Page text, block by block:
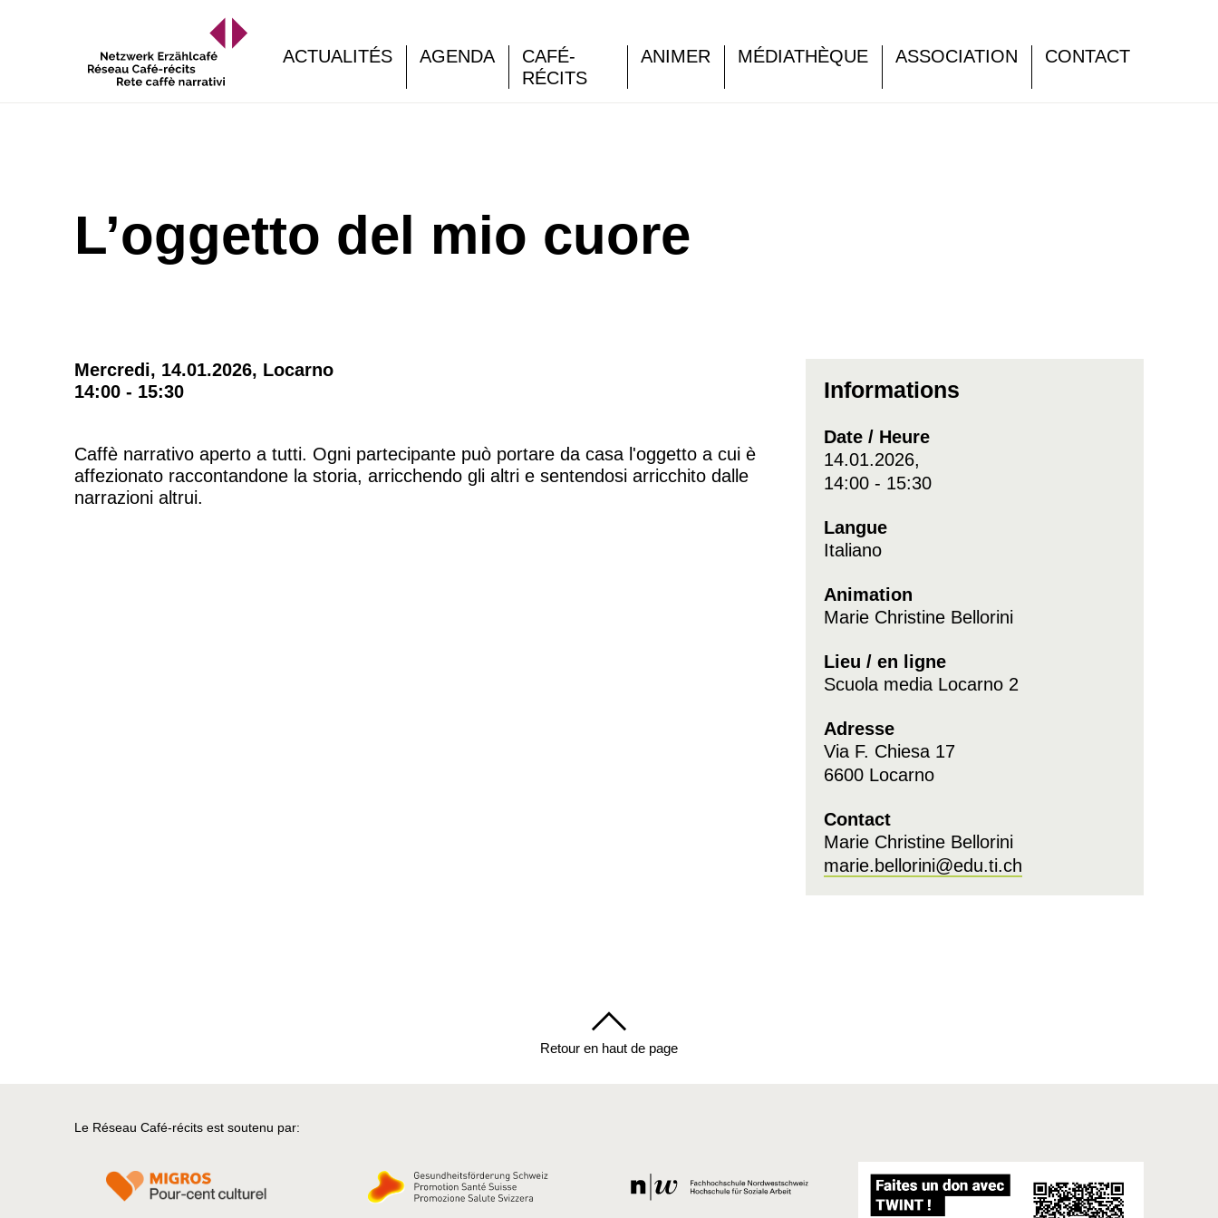
ACTUALITÉS AGENDA
CAFÉ-
RÉCITS
ANIMER MÉDIATHÈQUE ASSOCIATION CONTACT
L’oggetto del mio cuore
Mercredi, 14.01.2026, Locarno
14:00 - 15:30
Caffè narrativo aperto a tutti. Ogni partecipante può portare da casa l'oggetto a cui è
affezionato raccontandone la storia, arricchendo gli altri e sentendosi arricchito dalle
narrazioni altrui.
Informations
Date / Heure
14.01.2026,
14:00 - 15:30
Langue
Italiano
Animation
Marie Christine Bellorini
Lieu / en ligne
Scuola media Locarno 2
Adresse
Via F. Chiesa 17
6600 Locarno
Contact
Marie Christine Bellorini
marie.bellorini@edu.ti.ch
Retour en haut de page
Le Réseau Café-récits est soutenu par: